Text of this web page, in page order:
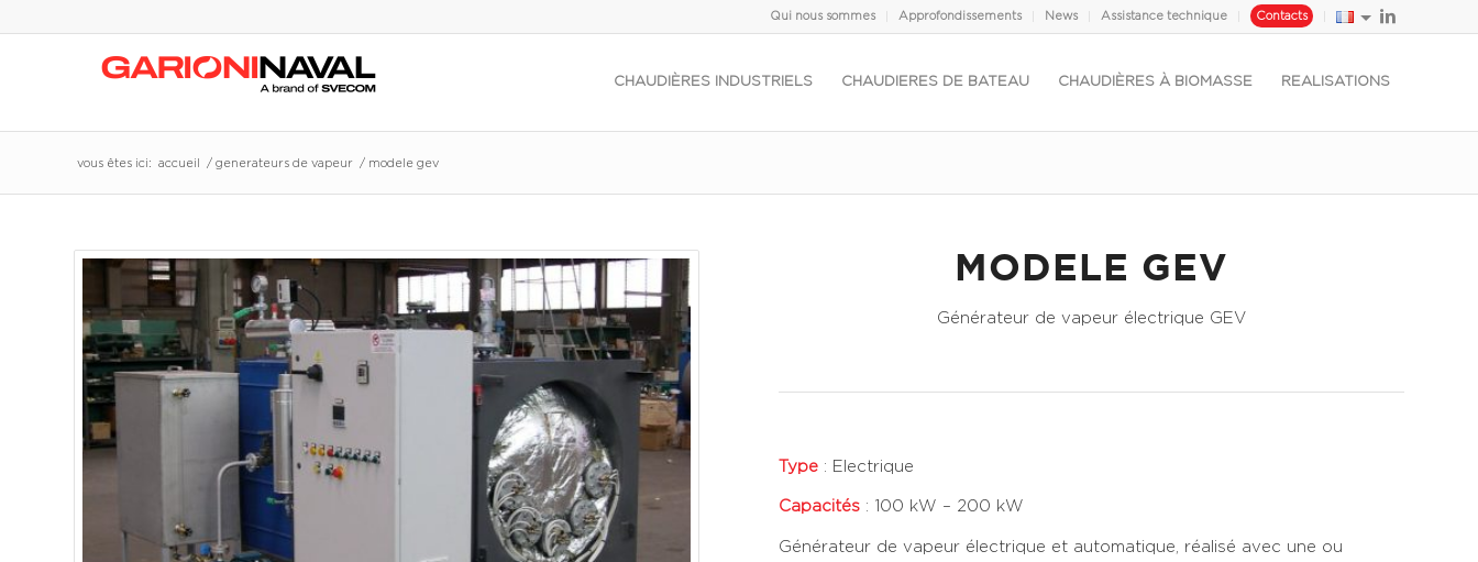
Qui nous sommes Approfondissements News Assistance technique Contacts
CHAUDIÈRES INDUSTRIELS CHAUDIERES DE BATEAU CHAUDIÈRES À BIOMASSE REALISATIONS
vous êtes ici: accueil / generateurs de vapeur / modele gev
MODELE GEV
Générateur de vapeur électrique GEV
Type : Electrique
Capacités : 100 kW – 200 kW
Générateur de vapeur électrique et automatique, réalisé avec une ou